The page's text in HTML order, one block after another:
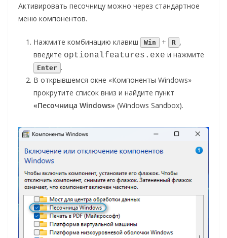
Активировать песочницу можно через стандартное
меню компонентов.
Нажмите комбинацию клавиш Win + R ,
введите optionalfeatures.exe и нажмите
Enter .
В открывшемся окне «Компоненты Windows»
прокрутите список вниз и найдите пункт
«Песочница Windows» (Windows Sandbox).